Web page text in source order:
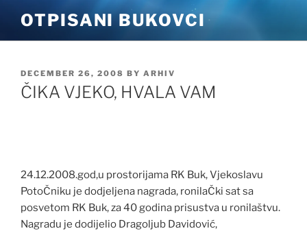
content
OTPISANI BUKOVCI
POSTED
ON
DECEMBER 26, 2008 BY ARHIV
ČIKA VJEKO, HVALA VAM
24.12.2008.god,u prostorijama RK Buk, Vjekoslavu
PotoČniku je dodjeljena nagrada, ronilaČki sat sa
posvetom RK Buk, za 40 godina prisustva u ronilaštvu.
Nagradu je dodijelio Dragoljub Davidović,